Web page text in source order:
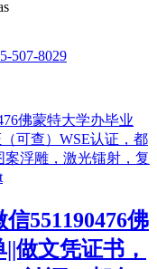
507-8029
551190476佛
做文凭证书，